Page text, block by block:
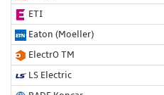
ETI
Eaton (Moeller)
ElectrO TM
LS Electric